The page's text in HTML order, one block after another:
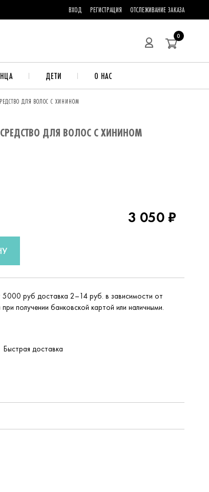
ВХОД РЕГИСТРАЦИЯ ОТСЛЕЖИВАНИЕ ЗАКАЗА
0
ДЕТИ О НАС
ДЛЯ ВОЛОС С ХИНИНОМ
ДЛЯ ВОЛОС С ХИНИНОМ
3 050 ₽
5000 руб доставка 2–14 руб. в зависимости от
получении банковской картой или наличными.
Быстрая доставка